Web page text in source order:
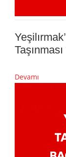
Devamı